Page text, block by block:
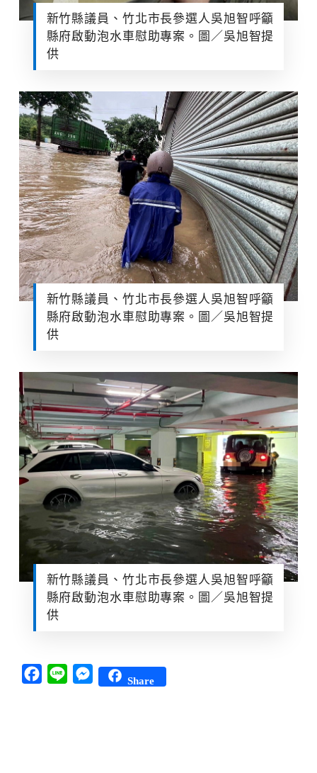
新竹縣議員、竹北市長參選人吳旭智呼籲
縣府啟動泡水車慰助專案。圖／吳旭智提
供
新竹縣議員、竹北市長參選人吳旭智呼籲
縣府啟動泡水車慰助專案。圖／吳旭智提
供
新竹縣議員、竹北市長參選人吳旭智呼籲
縣府啟動泡水車慰助專案。圖／吳旭智提
供
Facebook
Line Messenger
Share